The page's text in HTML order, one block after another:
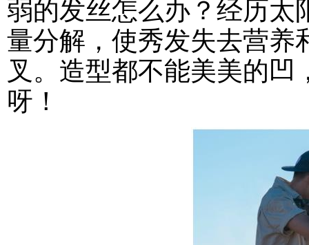
弱的发丝怎么办？经历太
量分解，使秀发失去营养
叉。造型都不能美美的
呀！